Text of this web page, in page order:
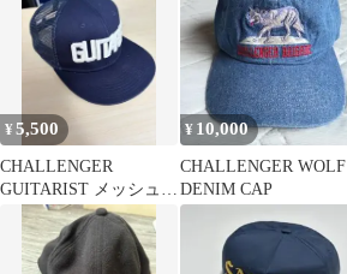
¥5,500
CHALLENGER
GUITARIST メッシュキ
ャップ ネイビー
¥ 10,000
CHALLENGER WOLF
DENIM CAP